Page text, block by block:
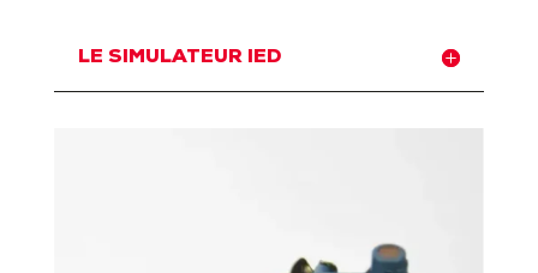
LE SIMULATEUR IED